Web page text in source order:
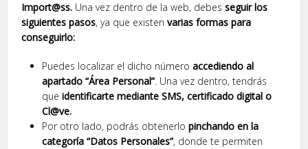
Import@ss. Una vez dentro de la web, debesseguir los
siguientes pasos, ya que existenvarias formas para
conseguirlo:
Puedes localizar el dicho númeroaccediendo al
apartado “Área Personal”. Una vez dentro, tendrás
queidentificarte mediante SMS, certificado digital o
Cl@ve.
Por otro lado, podrás obtenerlopinchando en la
categoría “Datos Personales”, donde te permiten